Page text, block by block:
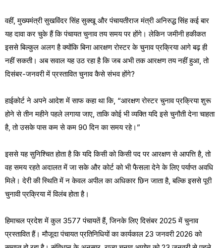
वहीं, मुख्यमंत्री सुखविंदर सिंह सुक्खू और पंचायतीराज मंत्री अनिरुद्ध सिंह कई बार
यह दावा कर चुके हैं कि पंचायत चुनाव तय समय पर होंगे। लेकिन जमीनी हकीकत
इससे बिल्कुल अलग है क्योंकि बिना आरक्षण रोस्टर के चुनाव प्रक्रिया आगे बढ़ ही
नहीं सकती। अब सवाल यह उठ रहा है कि जब अभी तक आरक्षण तय नहीं हुआ, तो
दिसंबर-जनवरी में प्रस्तावित चुनाव कैसे संभव होंगे?
हाईकोर्ट ने अपने आदेश में साफ कहा था कि, “आरक्षण रोस्टर चुनाव प्रक्रिया शुरू
होने से तीन महीने पहले लगाया जाए, ताकि कोई भी व्यक्ति यदि इसे चुनौती देना चाहता
है, तो उसके पास कम से कम 90 दिन का समय रहे।”
इससे यह सुनिश्चित होता है कि यदि किसी को किसी पद पर आरक्षण से आपत्ति है, तो
वह समय रहते अदालत में जा सके और कोर्ट को भी फैसला देने के लिए पर्याप्त अवधि
मिले। देरी की स्थिति में न केवल अपील का अधिकार छिन जाता है, बल्कि इससे पूरी
चुनावी प्रक्रिया में विलंब होता है।
हिमाचल प्रदेश में कुल 3577 पंचायतें हैं, जिनके लिए दिसंबर 2025 में चुनाव
प्रस्तावित हैं। मौजूदा पंचायत प्रतिनिधियों का कार्यकाल 23 जनवरी 2026 को